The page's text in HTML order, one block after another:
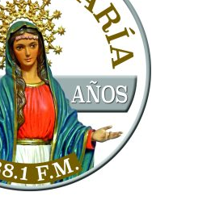
delVaticanoen la sociedad.
la Iglesia: Un
Constante
como la concibe elVaticano
líderes como elPapa León
a compartir la Buena Nueva.
que esta misión no es una
sino una responsabilidad